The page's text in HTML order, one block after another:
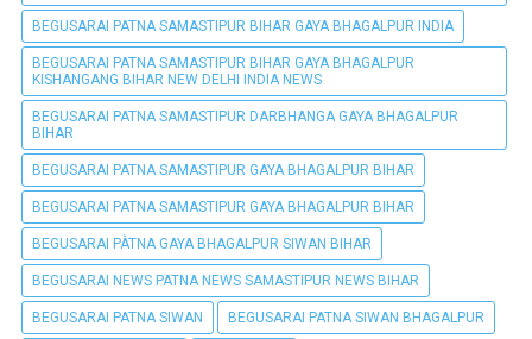
BEGUSARAI PATNA SAMASTIPUR BIHAR GAYA BHAGALPUR INDIA
BEGUSARAI PATNA SAMASTIPUR BIHAR GAYA BHAGALPUR
KISHANGANG BIHAR NEW DELHI INDIA NEWS
BEGUSARAI PATNA SAMASTIPUR DARBHANGA GAYA BHAGALPUR
BIHAR
BEGUSARAI PATNA SAMASTIPUR GAYA BHAGALPUR BIHAR
BEGUSARAI PATNA SAMASTIPUR GAYA BHAGALPUR BIHAR
BEGUSARAI PÀTNA GAYA BHAGALPUR SIWAN BIHAR
BEGUSARAI NEWS PATNA NEWS SAMASTIPUR NEWS BIHAR
BEGUSARAI PATNA SIWAN BEGUSARAI PATNA SIWAN BHAGALPUR